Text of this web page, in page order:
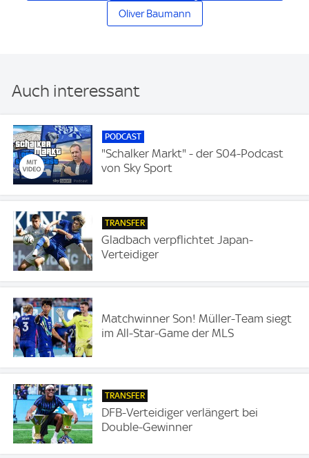
Oliver Baumann
Auch interessant
PODCAST
"Schalker Markt" - der S04-Podcast
von Sky Sport
TRANSFER
Gladbach verpflichtet Japan-
Verteidiger
Matchwinner Son! Müller-Team siegt
im All-Star-Game der MLS
TRANSFER
DFB-Verteidiger verlängert bei
Double-Gewinner